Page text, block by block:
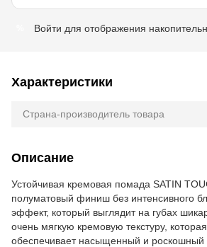
Войти для отображения
Характеристики
Страна-производитель товара
Описание
Устойчивая кремовая помада SATIN
полуматовый финиш без интенсивного
эффект, который выглядит на губах
очень мягкую кремовую текстуру,
обеспечивает насыщенный и роскошный